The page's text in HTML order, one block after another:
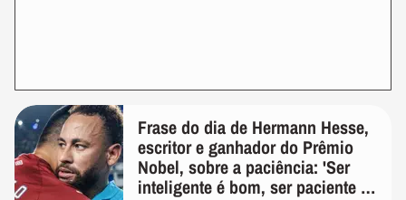
Frase do dia de Hermann Hesse,
escritor e ganhador do Prêmio
Nobel, sobre a paciência: 'Ser
inteligente é bom, ser paciente é